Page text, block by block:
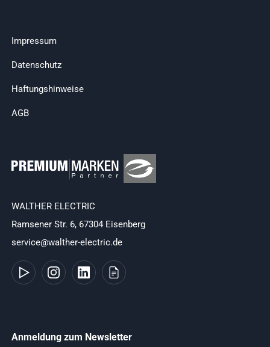
Impressum
Datenschutz
Haftungshinweise
AGB
WALTHER ELECTRIC
Ramsener Str. 6, 67304 Eisenberg
service@walther-electric.de
Anmeldung zum Newsletter